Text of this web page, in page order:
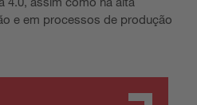
e em processos de produção